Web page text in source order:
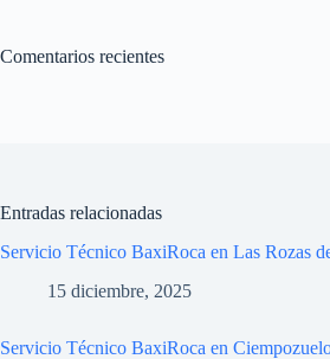
Comentarios recientes
Entradas relacionadas
Servicio Técnico BaxiRoca en Las Rozas
15 diciembre, 2025
Servicio Técnico BaxiRoca en